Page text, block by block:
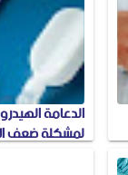
الدعامة
لمشكلة ضعف